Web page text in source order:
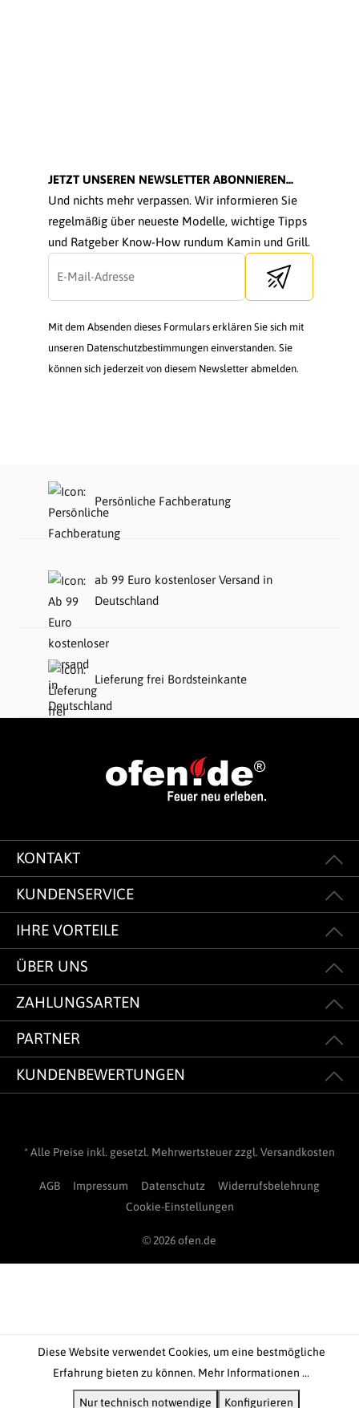
JETZT UNSEREN NEWSLETTER ABONNIEREN...
Und nichts mehr verpassen. Wir informieren Sie
regelmäßig über neueste Modelle, wichtige Tipps
und Ratgeber Know-How rundum Kamin und Grill.
Send newsletter
Mit dem Absenden dieses Formulars erklären Sie sich mit
unseren Datenschutzbestimmungen einverstanden. Sie
können sich jederzeit von diesem Newsletter abmelden.
Persönliche Fachberatung
ab 99 Euro kostenloser Versand in
Deutschland
Lieferung frei Bordsteinkante
KONTAKT
KUNDENSERVICE
IHRE VORTEILE
ÜBER UNS
ZAHLUNGSARTEN
PARTNER
KUNDENBEWERTUNGEN
* Alle Preise inkl. gesetzl. Mehrwertsteuer zzgl. Versandkosten
AGB Impressum Datenschutz
Widerrufsbelehrung
Cookie-Einstellungen
© 2026 ofen.de
Diese Website verwendet Cookies, um eine bestmögliche
Erfahrung bieten zu können. Mehr Informationen ...
Nur technisch notwendige Konfigurieren